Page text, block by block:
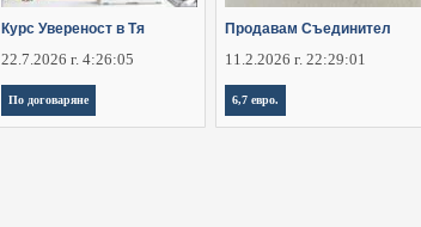
Курс Увереност в Тя
22.7.2026 г. 4:26:05
По договаряне
Продавам Съединител
11.2.2026 г. 22:29:01
6,7 евро.